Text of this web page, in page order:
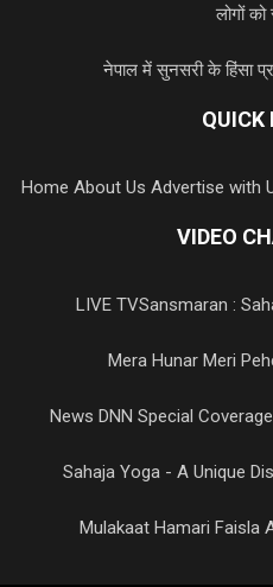
लोगों को
नेपाल में सुनसरी के हिंसा
QUICK
Home About Us Advertise with
VIDEO
LIVE TVSansmaran :
Mera Hunar Meri
News DNN Special Coverage
Sahaja Yoga - A Unique
Mulakaat Hamari Faisla